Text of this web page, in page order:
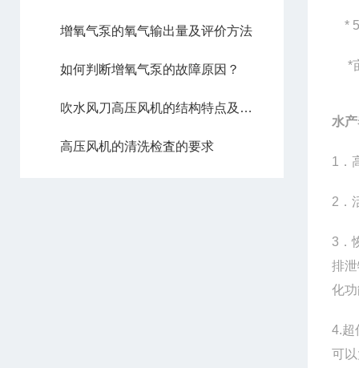
增氧气泵的氧气输出量及评价方法
如何判断增氧气泵的故障原因？
吹水风刀高压风机的结构特点及具体应用
高压风机的清洗检査的要求
*
*
水
1．
2．
3．
排
化
4.超
可